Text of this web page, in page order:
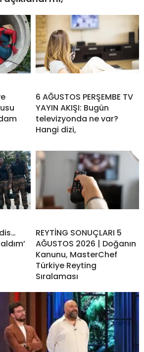
6 AĞUSTOS PERŞEMBE TV
YAYIN AKIŞI: Bugün
televizyonda ne var?
Hangi dizi,
REYTİNG SONUÇLARI 5
AĞUSTOS 2026 | Doğanın
Kanunu, MasterChef
Türkiye Reyting
Sıralaması